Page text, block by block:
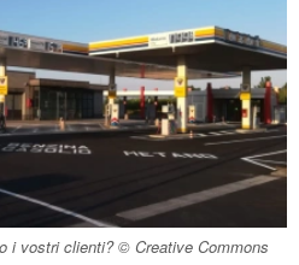
i vostri clienti? © Creative Commons